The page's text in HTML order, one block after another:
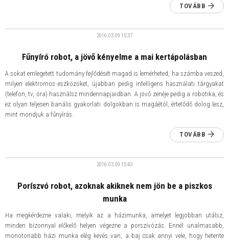
TOVÁBB
​Fűnyíró robot, a jövő kényelme a mai kertápolásban
2016.03.09 15:37
A sokat emlegetett tudomány fejlődését magad is lemérheted, ha számba veszed,
milyen elektromos eszközöket, újabban pedig intelligens használati tárgyakat
(telefon, tv, óra) használsz mindennapjaidban. A jövő zenéje pedig a robotika, és
ez olyan teljesen banális gyakorlati dolgokban is magáétól, értetődő dolog lesz,
mint mondjuk a fűnyírás.
TOVÁBB
​Poríszvó robot, azoknak akiknek nem jön be a piszkos
munka
2016.03.09 15:43
Ha megkérdezne valaki, melyik az a házimunka, amelyet legjobban utálsz,
minden bizonnyal előkelő helyen végezne a porszívózás. Ennél unalmasabb,
monotonabb házi munka elég kevés van, a baj csak annyi vele, hogy hetente